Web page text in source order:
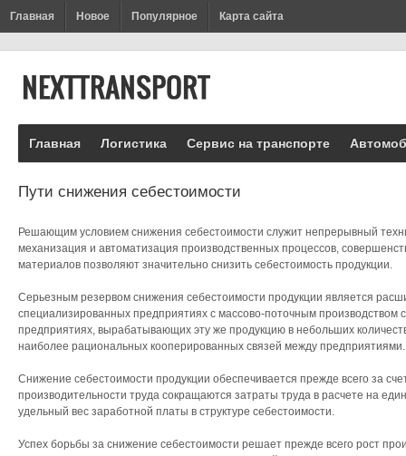
Главная Новое Популярное Карта сайта
Главная Логистика Сервис на транспорте
Пути снижения себестоимости
Решающим условием снижения себестоимости служит непрерывный
механизация и автоматизация производственных процессов,
материалов позволяют значительно снизить себестоимость продукции.
Серьезным резервом снижения себестоимости продукции является
специализированных предприятиях с массово-поточным производством
предприятиях, вырабатывающих эту же продукцию в небольших
наиболее рациональных кооперированных связей между предприятиями.
Снижение себестоимости продукции обеспечивается прежде всего за
производительности труда сокращаются затраты труда в расчете на
удельный вес заработной платы в структуре себестоимости.
Успех борьбы за снижение себестоимости решает прежде всего рост